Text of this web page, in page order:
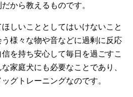
から教えるものです。
しいこととしてはいけないこと
様々な物や音などに過剰に反応
を持ち安心して毎日を過ごすこ
家庭犬にも必要なことであり、
グトレーニングなのです。